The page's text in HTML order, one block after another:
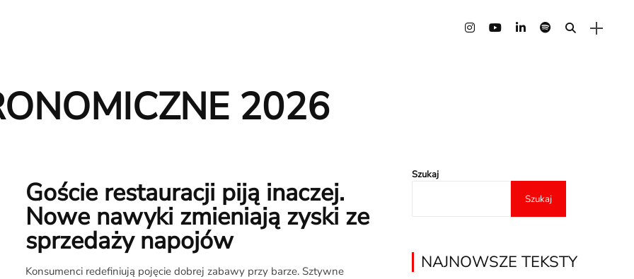
2026
Goście restauracji piją inaczej.
Nowe nawyki zmieniają zyski ze
sprzedaży napojów
Konsumenci redefiniują pojęcie dobrej zabawy przy barze. Sztywne
Szukaj
Szukaj
NAJNOWSZE TEKSTY